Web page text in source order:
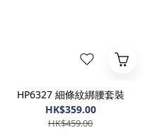
HP6327 細條紋綁腰套裝
HK$359.00
HK$459.00